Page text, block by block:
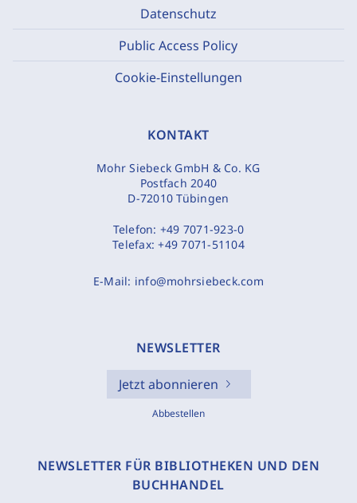
Datenschutz
Public Access Policy
Cookie-Einstellungen
KONTAKT
Mohr Siebeck GmbH & Co. KG
Postfach 2040
D-72010 Tübingen
Telefon: +49 7071-923-0
Telefax:+49 7071-51104
E-Mail: info@mohrsiebeck.com
NEWSLETTER
Jetzt abonnieren
Abbestellen
NEWSLETTER FÜR BIBLIOTHEKEN UND DEN
BUCHHANDEL